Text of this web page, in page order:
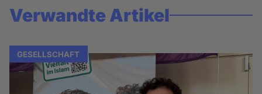
Verwandte Artikel
GESELLSCHAFT